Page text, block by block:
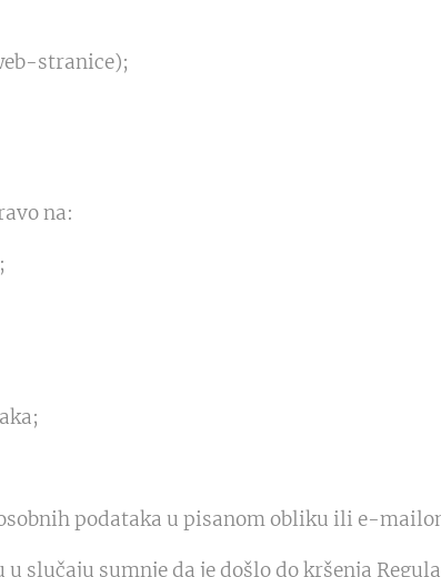
stranice);
na:
podataka u pisanom obliku ili e-
slučaju sumnje da je došlo do kršenja